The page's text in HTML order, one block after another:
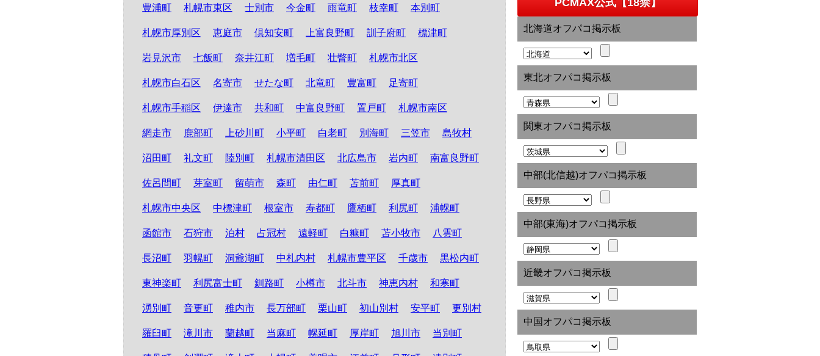
豊浦町 札幌市東区 士別市 今金町 雨竜町 枝幸町 本別町
札幌市厚別区 恵庭市 倶知安町 上富良野町 訓子府町 標津町
岩見沢市 七飯町 奈井江町 増毛町 壮瞥町 札幌市北区
札幌市白石区 名寄市 せたな町 北竜町 豊富町 足寄町
札幌市手稲区 伊達市 共和町 中富良野町 置戸町 札幌市南区
網走市 鹿部町 上砂川町 小平町 白老町 別海町 三笠市 島牧村
沼田町 礼文町 陸別町 札幌市清田区 北広島市 岩内町 南富良野町
佐呂間町 芽室町 留萌市 森町 由仁町 苫前町 厚真町
札幌市中央区 中標津町 根室市 寿都町 鷹栖町 利尻町 浦幌町
函館市 石狩市 泊村 占冠村 遠軽町 白糠町 苫小牧市 八雲町
長沼町 羽幌町 洞爺湖町 中札内村 札幌市豊平区 千歳市 黒松内町
東神楽町 利尻富士町 釧路町 小樽市 北斗市 神恵内村 和寒町
湧別町 音更町 稚内市 長万部町 栗山町 初山別村 安平町 更別村
羅臼町 滝川市 蘭越町 当麻町 幌延町 厚岸町 旭川市 当別町
PCMAX公式【18禁】
北海道オフパコ掲示板
東北オフパコ掲示板
関東オフパコ掲示板
中部(北信越)オフパコ掲示板
中部(東海)オフパコ掲示板
近畿オフパコ掲示板
中国オフパコ掲示板